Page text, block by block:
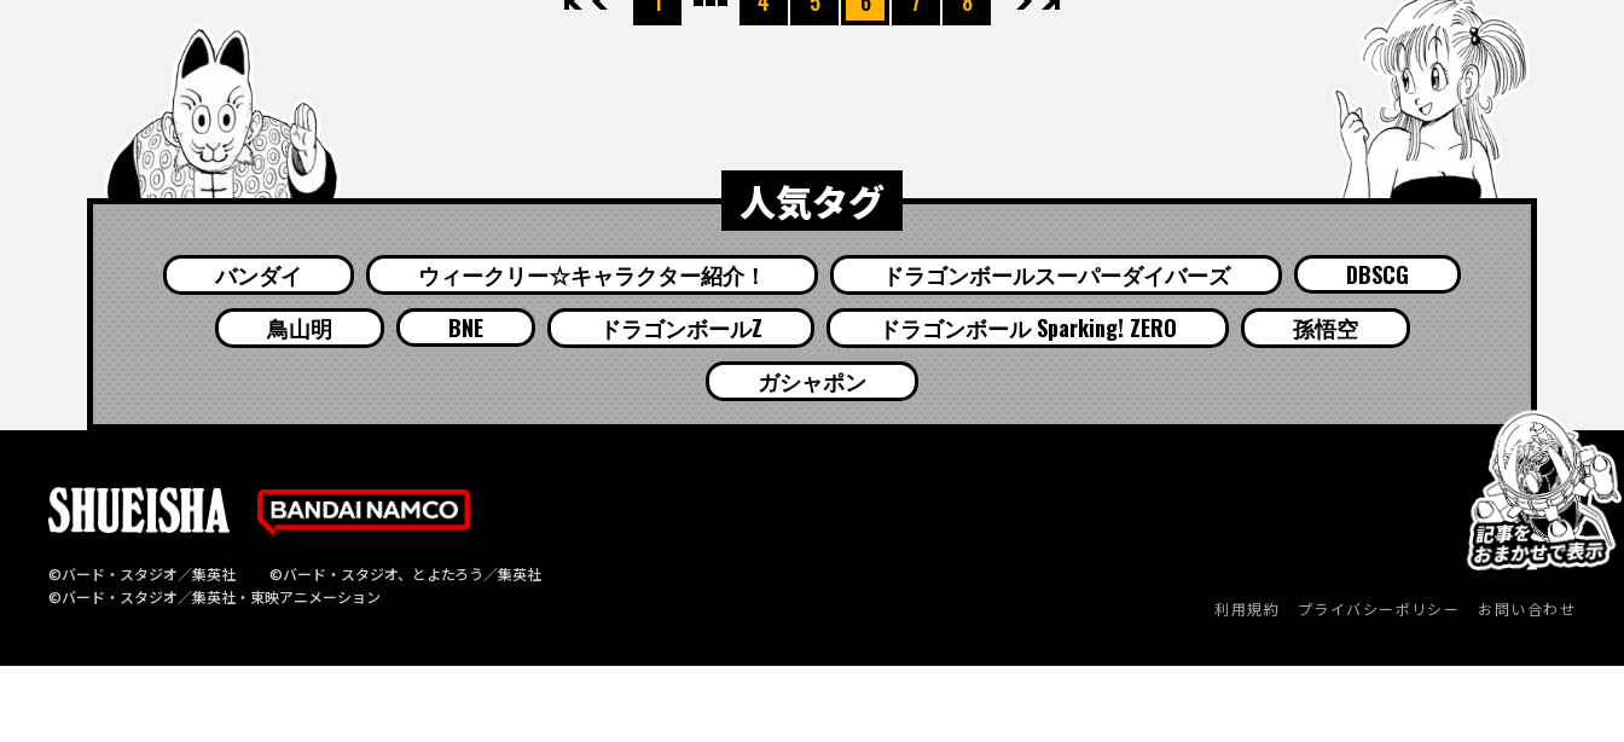
人気タグ
バンダイ ウィークリー☆キャラクター紹介！ ドラゴンボールスーパーダイバーズ
DBSCG
鳥山明
BNE ドラゴンボールZ ドラゴンボール Sparking! ZERO
孫悟空
ガシャポン
©バード・スタジオ／集英社
©バード・スタジオ、とよたろう／集英社
©バード・スタジオ／集英社・東映アニメーション
利用規約 プライバシーポリシー お問い合わせ